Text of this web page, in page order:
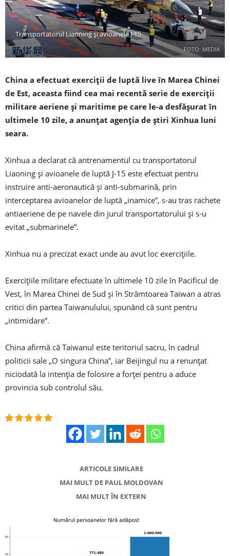
FOTO: MEDIA
Transportatorul Liaoning și avioanele J-15
China a efectuat exerciții de luptă live în Marea Chinei
de Est, aceasta fiind cea mai recentă serie de exerciții
militare aeriene și maritime pe care le-a desfășurat în
ultimele 10 zile, a anunțat agenția de știri Xinhua luni
seara.
Xinhua a declarat că antrenamentul cu transportatorul
Liaoning și avioanele de luptă J-15 este efectuat pentru
instruire anti-aeronautică și anti-submarină, prin
interceptarea avioanelor de luptă „inamice”, s-au tras rachete
antiaeriene de pe navele din jurul transportatorului și s-u
evitat „submarinele”.
Xinhua nu a precizat exact unde au avut loc exercițiile.
Exercițiile militare efectuate în ultimele 10 zile în Pacificul de
Vest, în Marea Chinei de Sud și în Strâmtoarea Taiwan a atras
critici din partea Taiwanulului, spunând că sunt pentru
„intimidare”.
China afirmă că Taiwanul este teritoriul sacru, în cadrul
politicii sale „O singura China”, iar Beijingul nu a renunțat
niciodată la intenția de folosire a forței pentru a aduce
provincia sub controlul său.
ARTICOLE SIMILARE
MAI MULT DE PAUL MOLDOVAN
MAI MULT ÎN EXTERN